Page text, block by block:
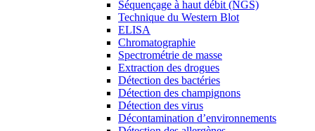
Séquençage à haut débit (NGS)
Technique du Western Blot
ELISA
Chromatographie
Spectrométrie de masse
Extraction des drogues
Détection des bactéries
Détection des champignons
Détection des virus
Décontamination d’environnements